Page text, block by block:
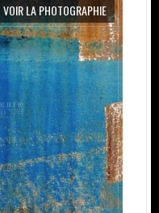
VOIR LA PHOTOGRAPHIE